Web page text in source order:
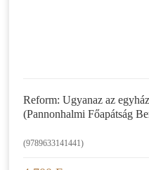
Reform: Ugyanaz az
(Pannonhalmi Főapátság
(9789633141441)